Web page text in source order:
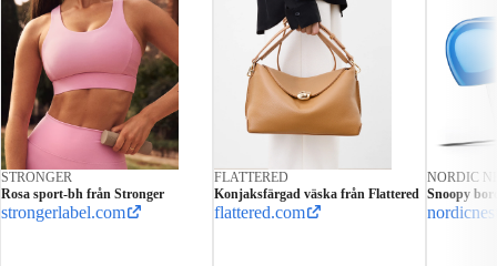
STRONGER
Rosa sport-bh från Stronger
strongerlabel.com
FLATTERED
Konjaksfärgad väska från Flattered
flattered.com
NORDIC
Snoopy